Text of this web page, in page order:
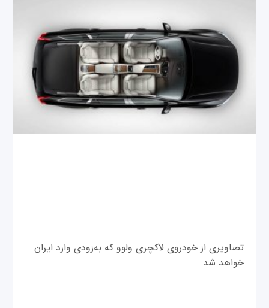
تصاویری از خودروی لاکچری ولوو که به‌زودی وارد ایران
خواهد شد